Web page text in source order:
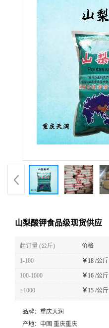
山梨酸钾食品级现货供应
起订量 (公斤) 价格
1-100 ￥18 /公斤
100-1000 ￥16 /公斤
≥1000 ￥15 /公斤
品牌： 重庆天润
产地： 中国 重庆重庆